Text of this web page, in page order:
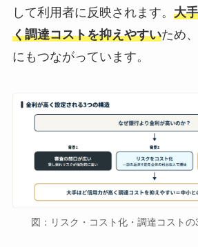
して利用者に反映されます。 大
く調達コストを抑えやすいため
にもつながっています。
図：リスク・コスト化・調達コスト